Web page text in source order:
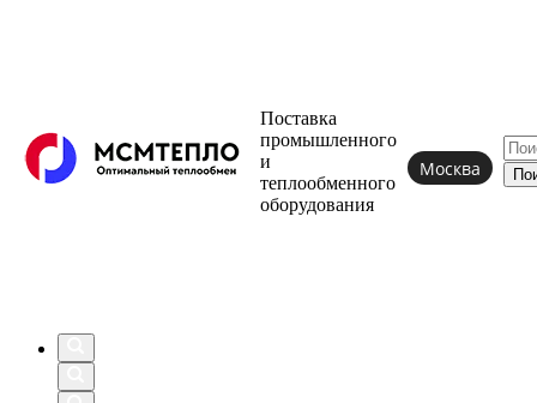
Поставка
промышленного
и
теплообменного
оборудования
Москва